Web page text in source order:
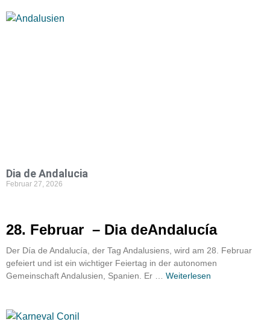
Dia de Andalucia
Februar 27, 2026
28. Februar – Dia deAndalucía
Der Día de Andalucía, der Tag Andalusiens, wird am 28. Februar
gefeiert und ist ein wichtiger Feiertag in der autonomen
Gemeinschaft Andalusien, Spanien. Er … Weiterlesen